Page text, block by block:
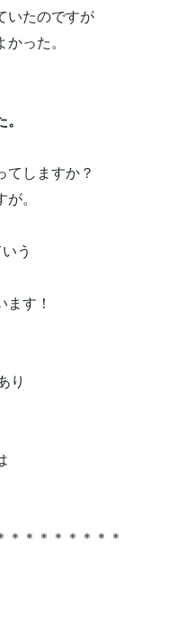
いたのですが
った。
てしますか？
。
う
す！
り
＊＊＊＊＊＊＊＊